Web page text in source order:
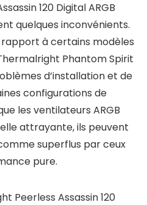
120 Digital ARGB
quelques inconvénients.
à certains modèles
Phantom Spirit
d’installation et de
configurations de
les ventilateurs ARGB
attrayante, ils peuvent
superflus par ceux
pure.
Peerless Assassin 120